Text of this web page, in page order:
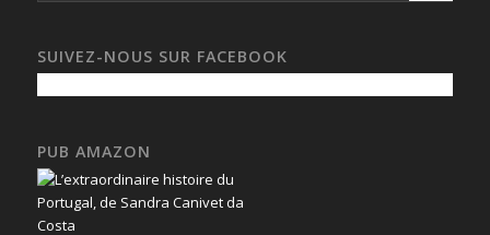
SUIVEZ-NOUS SUR FACEBOOK
PUB AMAZON